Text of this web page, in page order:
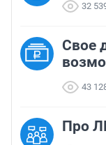
32
Свое
43
Про